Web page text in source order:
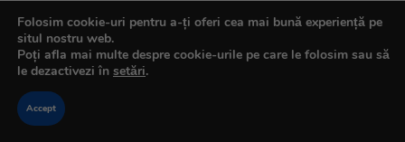
poate varia și depinde de condițiile de
utilizare, setări, numărul de încărcări,
Folosim cookie-uri pentru a-ți oferi cea mai bună experiență pe
situl nostru web.
Poți afla mai multe despre cookie-urile pe care le folosim sau să
le dezactivezi în setări.
Accept